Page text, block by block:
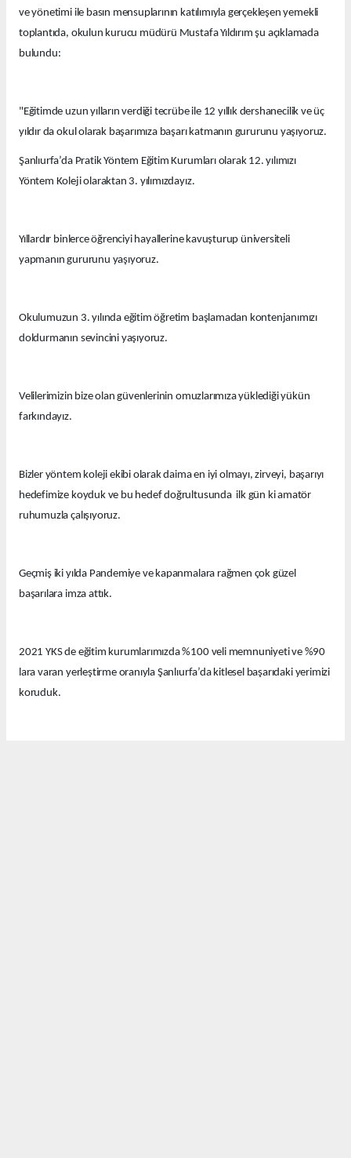
ve yönetimi ile basın mensuplarının katılımıyla gerçekleşen yemekli
toplantıda, okulun kurucu müdürü Mustafa Yıldırım şu açıklamada
bulundu:
"Eğitimde uzun yılların verdiği tecrübe ile 12 yıllık dershanecilik ve üç
yıldır da okul olarak başarımıza başarı katmanın gururunu yaşıyoruz.
Şanlıurfa’da Pratik Yöntem Eğitim Kurumları olarak 12. yılımızı
Yöntem Koleji olaraktan 3. yılımızdayız.
Yıllardır binlerce öğrenciyi hayallerine kavuşturup üniversiteli
yapmanın gururunu yaşıyoruz.
Okulumuzun 3. yılında eğitim öğretim başlamadan kontenjanımızı
doldurmanın sevincini yaşıyoruz.
Velilerimizin bize olan güvenlerinin omuzlarımıza yüklediği yükün
farkındayız.
Bizler yöntem koleji ekibi olarak daima en iyi olmayı, zirveyi, başarıyı
hedefimize koyduk ve bu hedef doğrultusunda ilk gün ki amatör
ruhumuzla çalışıyoruz.
Geçmiş iki yılda Pandemiye ve kapanmalara rağmen çok güzel
başarılara imza attık.
2021 YKS de eğitim kurumlarımızda %100 veli memnuniyeti ve %90
lara varan yerleştirme oranıyla Şanlıurfa’da kitlesel başarıdaki yerimizi
koruduk.